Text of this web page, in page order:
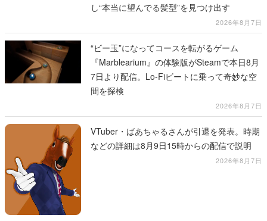
し“本当に望んでる髪型”を見つけ出す
2026年8月7日
“ビー玉”になってコースを転がるゲーム
『Marblearium』の体験版がSteamで本日8月
7日より配信。Lo-Fiビートに乗って奇妙な空
間を探検
2026年8月7日
VTuber・ばあちゃるさんが引退を発表。時期
などの詳細は8月9日15時からの配信で説明
2026年8月7日